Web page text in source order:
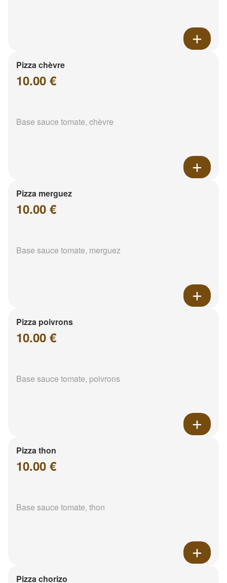
Pizza chèvre
10.00 €
Base sauce tomate, chèvre
Pizza merguez
10.00 €
Base sauce tomate, merguez
Pizza poivrons
10.00 €
Base sauce tomate, poivrons
Pizza thon
10.00 €
Base sauce tomate, thon
Pizza chorizo